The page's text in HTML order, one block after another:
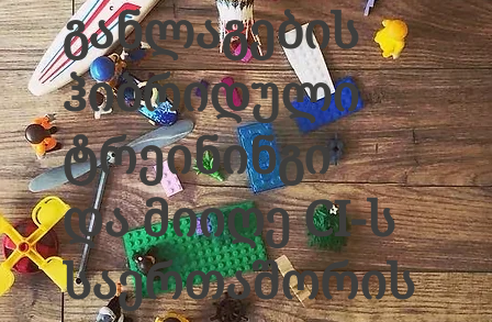
განლაგების
ჰიბრიდული
ტრეინინგი
და მიიღე CI-ს
საერთაშორის